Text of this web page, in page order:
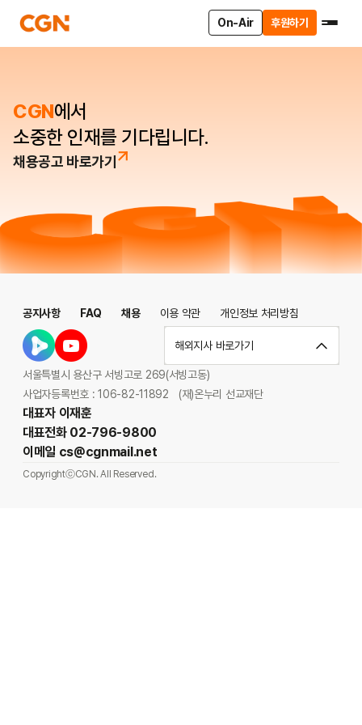
On-Air 후원하기
CGN에서
소중한 인재를 기다립니다.
채용공고 바로가기
공지사항 FAQ 채용 이용 약관 개인정보 처리방침
해외지사 바로가기
서울특별시 용산구 서빙고로 269(서빙고동)
사업자등록번호 : 106-82-11892
(재)온누리 선교재단
대표자 이재훈
대표전화 02-796-9800
이메일 cs@cgnmail.net
CopyrightⓒCGN. All Reserved.